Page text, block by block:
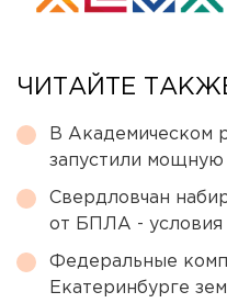
ЧИТАЙТЕ
В Академическом
запустили
Свердловчан
от БПЛА - условия
Федеральные
Екатеринбурге